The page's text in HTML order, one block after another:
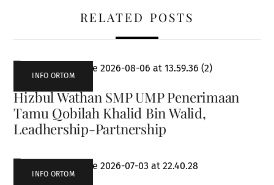
RELATED POSTS
INFO ORTOM
Hizbul Wathan SMP UMP Penerimaan
Tamu Qobilah Khalid Bin Walid,
Leadhership-Partnership
INFO ORTOM